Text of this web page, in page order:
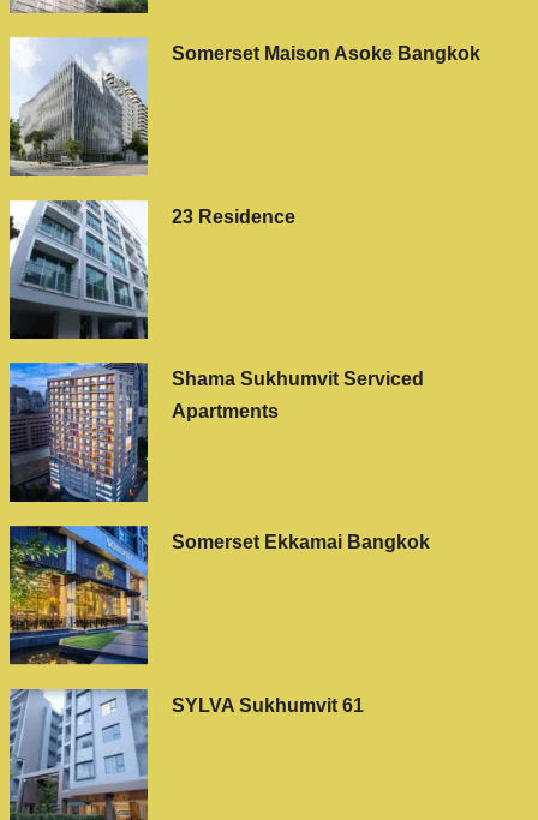
Somerset Maison Asoke Bangkok
23 Residence
Shama Sukhumvit Serviced
Apartments
Somerset Ekkamai Bangkok
SYLVA Sukhumvit 61